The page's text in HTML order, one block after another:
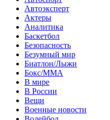
Автоэксперт
Актеры
Аналитика
Баскетбол
Безопасность
Безумный мир
Биатлон/Лыжи
Бокс/MMA
В мире
В России
Вещи
Военные новости